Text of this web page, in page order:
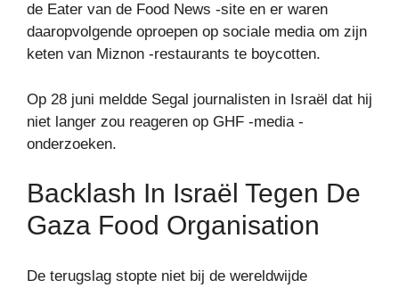
de Eater van de Food News -site en er waren
daaropvolgende oproepen op sociale media om zijn
keten van Miznon -restaurants te boycotten.
Op 28 juni meldde Segal journalisten in Israël dat hij
niet langer zou reageren op GHF -media -
onderzoeken.
Backlash In Israël Tegen De
Gaza Food Organisation
De terugslag stopte niet bij de wereldwijde